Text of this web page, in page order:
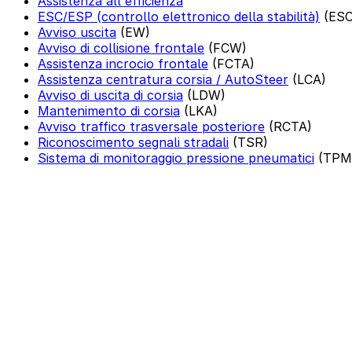
ESC/ESP (controllo elettronico della stabilità)
Avviso uscita (EW)
Avviso di collisione frontale (FCW)
Assistenza incrocio frontale (FCTA)
Assistenza centratura corsia / AutoSteer (LCA)
Avviso di uscita di corsia (LDW)
Mantenimento di corsia (LKA)
Avviso traffico trasversale posteriore (RCTA)
Riconoscimento segnali stradali (TSR)
Sistema di monitoraggio pressione pneumatici